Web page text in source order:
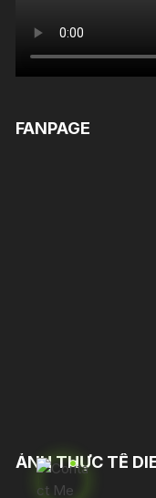
FANPAGE
ẢNH THỰC TẾ